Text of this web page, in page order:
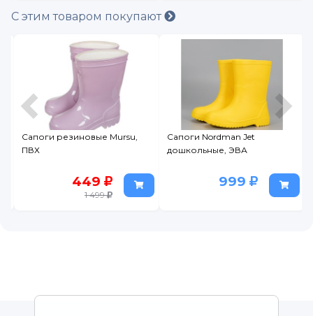
С этим товаром покупают
Сапоги резиновые Mursu,
ПВХ
449
1 499
Сапоги Nordman Jet
дошкольные, ЭВА
999